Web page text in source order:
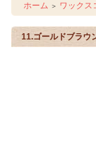
ホーム ＞ ワックス
11.ゴールドブラウ